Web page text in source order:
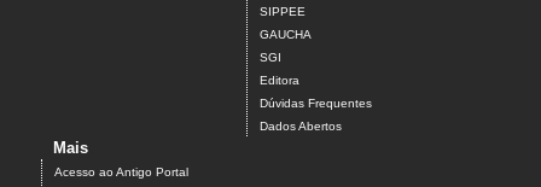
SIPPEE
GAUCHA
SGI
Editora
Dúvidas Frequentes
Dados Abertos
Mais
Acesso ao Antigo Portal